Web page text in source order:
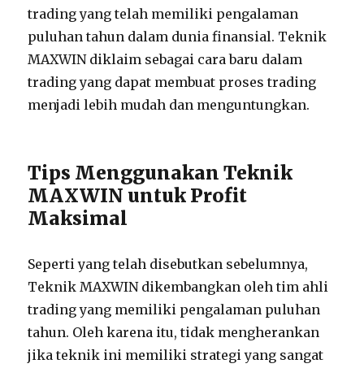
trading yang telah memiliki pengalaman
puluhan tahun dalam dunia finansial. Teknik
MAXWIN diklaim sebagai cara baru dalam
trading yang dapat membuat proses trading
menjadi lebih mudah dan menguntungkan.
Tips Menggunakan Teknik
MAXWIN untuk Profit
Maksimal
Seperti yang telah disebutkan sebelumnya,
Teknik MAXWIN dikembangkan oleh tim ahli
trading yang memiliki pengalaman puluhan
tahun. Oleh karena itu, tidak mengherankan
jika teknik ini memiliki strategi yang sangat